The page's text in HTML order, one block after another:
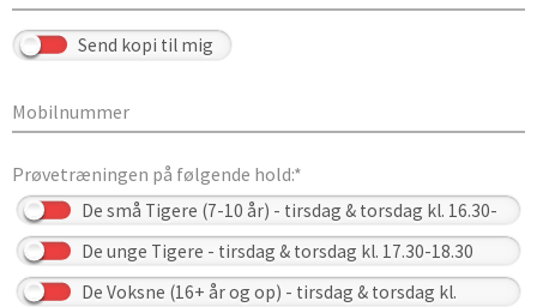
Send kopi til mig
Prøvetræningen på følgende hold:*